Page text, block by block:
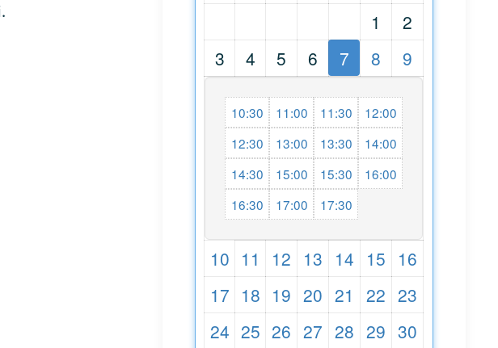
1
2
3
4 5 6 7 8 9
10:30 11:00 11:30
12:00
12:30
13:00 13:30
14:00
14:30
15:00 15:30
16:00
16:30
17:00 17:30
10 11 12 13 14 15 16
17 18 19 20 21 22 23
24 25 26 27 28 29 30